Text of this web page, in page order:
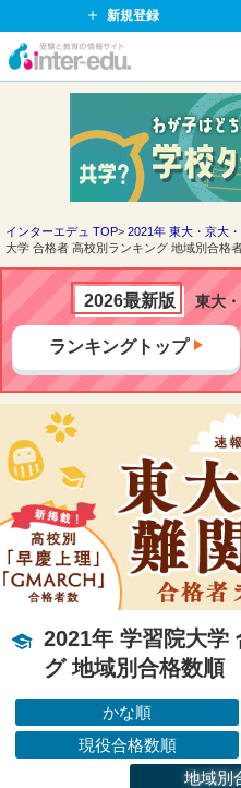
新規登録
イ
ド
ッ
ト
インターエデュ TOP 2021年 東大・京大
大学 合格者 高校別ランキング 地域別合格
2026最新版 東大
ランキングトップ
2021年 学習院大学
グ 地域別合格数順
かな順
現役合格数順
地域別